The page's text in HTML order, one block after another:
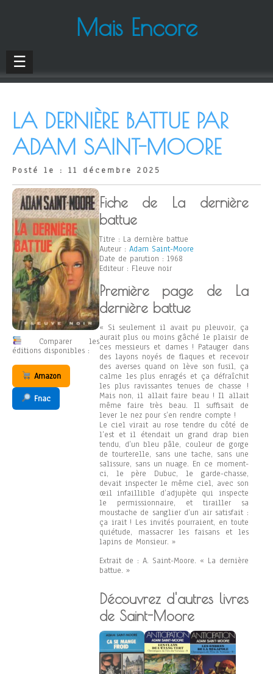
Mais Encore
☰
LA DERNIÈRE BATTUE PAR
ADAM SAINT-MOORE
Posté le : 11 décembre 2025
Comparer les
éditions disponibles :
Amazon
Fnac
Fiche de La dernière
battue
Titre : La dernière battue
Auteur : Adam Saint-Moore
Date de parution : 1968
Editeur : Fleuve noir
Première page de La
dernière battue
« Si seulement il avait pu pleuvoir, ça
aurait plus ou moins gâché le plaisir de
ces messieurs et dames ! Patauger dans
des layons noyés de flaques et recevoir
des averses quand on lève son fusil, ça
calme les plus enragés et ça défraîchit
les plus ravissantes tenues de chasse !
Mais non, il allait faire beau ! Il allait
même faire très beau. Il suffisait de
lever le nez pour s’en rendre compte !
Le ciel virait au rose tendre du côté de
l’est et il étendait un grand drap bien
tendu, d’un bleu pâle, couleur de gorge
de tourterelle, sans une tache, sans une
salissure, sans un nuage. En ce moment-
ci, le père Dubuc, le garde-chasse,
devait inspecter le même ciel, avec son
œil infaillible d’adjupète qui inspecte
le permissionnaire, et tirailler sa
moustache de sanglier d’un air satisfait :
ça irait ! Les invités pourraient, en toute
quiétude, massacrer les faisans et les
lapins de Monsieur. »
Extrait de : A. Saint-Moore. « La dernière
battue. »
Découvrez d'autres livres
de Saint-Moore